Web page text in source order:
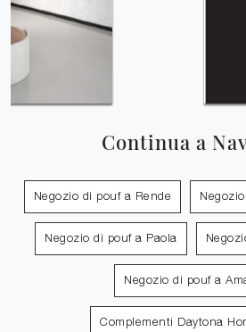
Continua a
Negozio di pouf a Rende
Negozio di pouf a Paola
Negozio di pouf a
Complementi Daytona